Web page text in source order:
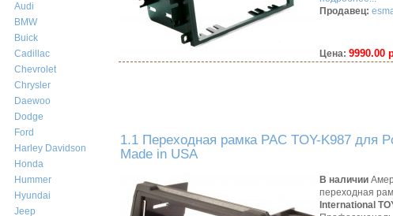
Audi
BMW
Buick
Cadillac
Chevrolet
Chrysler
Daewoo
Dodge
Ford
Harley Davidson
Honda
Hummer
Hyundai
Jeep
Продавец:
Цена: 9990.00
1.1 Переходная рамка PAC TOY-K987 для
Made in USA
В наличии
переходная
International